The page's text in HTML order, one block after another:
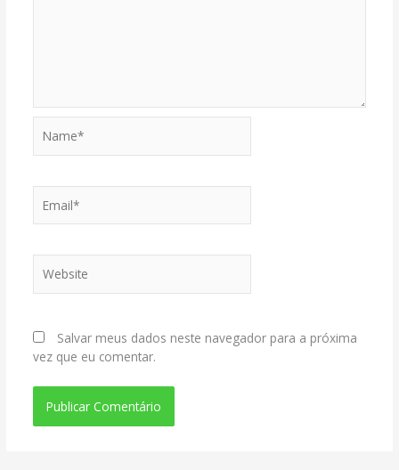
Salvar meus dados neste navegador para a próxima
vez que eu comentar.